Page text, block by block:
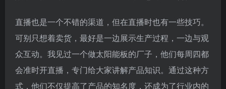
直播也是一个不错的渠道，但在直播时也有一些技巧。
可别只想着卖货，最好是一边展示生产过程，一边与观
众互动。我见过一个做太阳能板的厂子，他们每周四都
会准时开直播，专门给大家讲解产品知识。通过这种方
式，他们不仅提高了产品的知名度，还成为了行业内的